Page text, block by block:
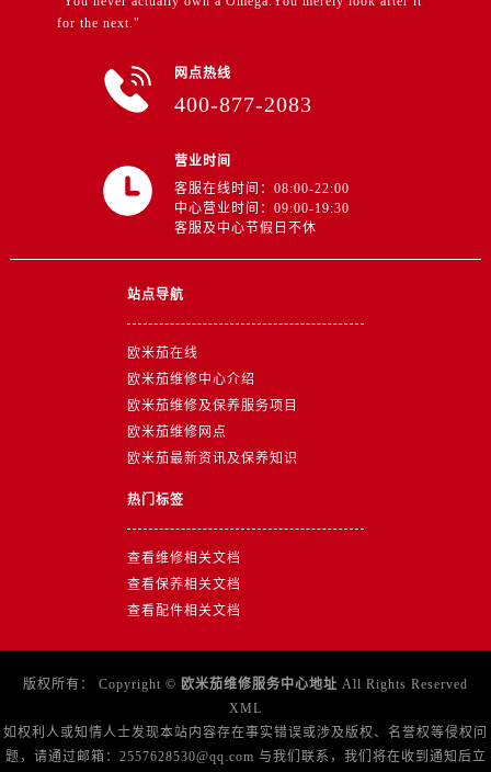
河北省唐山市路南区新华东道100号万达广场写字楼A座10层1002室售后服务中心（需提前预约）
节假日正常营业！
for the next."
网点热线
400-877-2083
营业时间
客服在线时间：08:00-22:00
中心营业时间：09:00-19:30
客服及中心节假日不休
站点导航
欧米茄在线
欧米茄维修中心介绍
欧米茄维修及保养服务项目
欧米茄维修网点
欧米茄最新资讯及保养知识
热门标签
查看维修相关文档
查看保养相关文档
查看配件相关文档
版权所有： Copyright © 欧米茄维修服务中心地址 All Rights Reserved
XML
如权利人或知情人士发现本站内容存在事实错误或涉及版权、名誉权等侵权问
题，请通过邮箱：2557628530@qq.com 与我们联系，我们将在收到通知后立